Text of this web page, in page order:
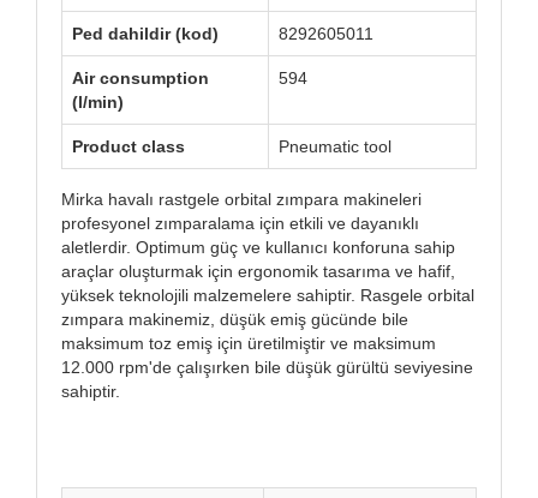
Ped dahildir (kod) 8292605011
Air consumption
(l/min)
594
Product class Pneumatic tool
Mirka havalı rastgele orbital zımpara makineleri
profesyonel zımparalama için etkili ve dayanıklı
aletlerdir. Optimum güç ve kullanıcı konforuna sahip
araçlar oluşturmak için ergonomik tasarıma ve hafif,
yüksek teknolojili malzemelere sahiptir. Rasgele orbital
zımpara makinemiz, düşük emiş gücünde bile
maksimum toz emiş için üretilmiştir ve maksimum
12.000 rpm'de çalışırken bile düşük gürültü seviyesine
sahiptir.